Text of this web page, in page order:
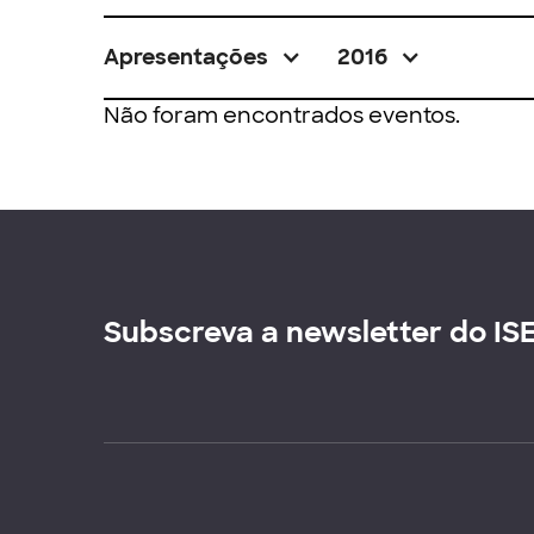
Apresentações 2016
Não foram encontrados eventos.
Subscreva a newsletter do